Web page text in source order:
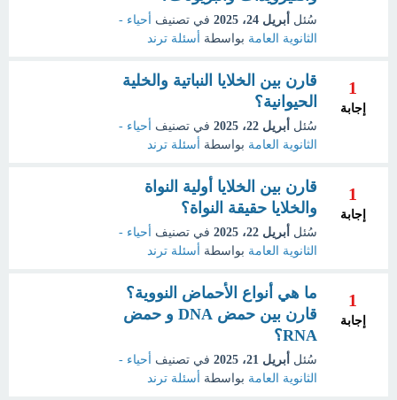
سُئل أبريل 24، 2025 في تصنيف أحياء -
الثانوية العامة بواسطة أسئلة ترند
1
إجابة
قارن بين الخلايا النباتية والخلية
الحيوانية؟
سُئل أبريل 22، 2025 في تصنيف أحياء -
الثانوية العامة بواسطة أسئلة ترند
1
إجابة
قارن بين الخلايا أولية النواة
والخلايا حقيقة النواة؟
سُئل أبريل 22، 2025 في تصنيف أحياء -
الثانوية العامة بواسطة أسئلة ترند
1
إجابة
ما هي أنواع الأحماض النووية؟
قارن بين حمض DNA و حمض
RNA؟
سُئل أبريل 21، 2025 في تصنيف أحياء -
الثانوية العامة بواسطة أسئلة ترند